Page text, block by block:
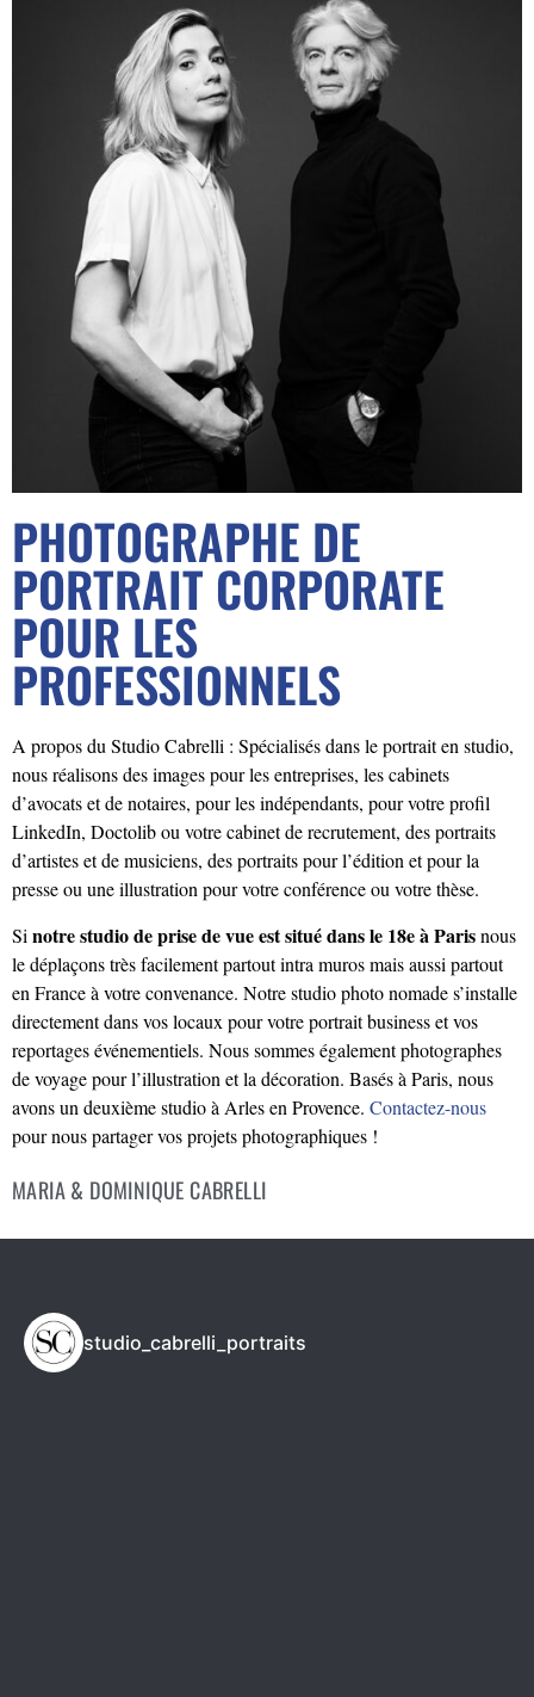
PHOTOGRAPHE DE
PORTRAIT CORPORATE
POUR LES
PROFESSIONNELS
A propos du Studio Cabrelli : Spécialisés dans le portrait en studio,
nous réalisons des images pour les entreprises, les cabinets
d’avocats et de notaires, pour les indépendants, pour votre profil
LinkedIn, Doctolib ou votre cabinet de recrutement, des portraits
d’artistes et de musiciens, des portraits pour l’édition et pour la
presse ou une illustration pour votre conférence ou votre thèse.
Si notre studio de prise de vue est situé dans le 18e à Parisnous
le déplaçons très facilement partout intra muros mais aussi partout
en France à votre convenance. Notre studio photo nomade s’installe
directement dans vos locaux pour votre portrait business et vos
reportages événementiels. Nous sommes également photographes
de voyage pour l’illustration et la décoration. Basés à Paris, nous
avons un deuxième studio à Arles en Provence. Contactez-nous
pour nous partager vos projets photographiques !
MARIA & DOMINIQUE CABRELLI
studio_cabrelli_portraits